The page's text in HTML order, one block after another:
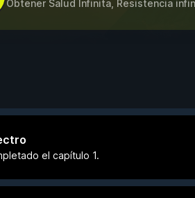
Obtener Salud Infinita, Resistencia
el capítulo 1.